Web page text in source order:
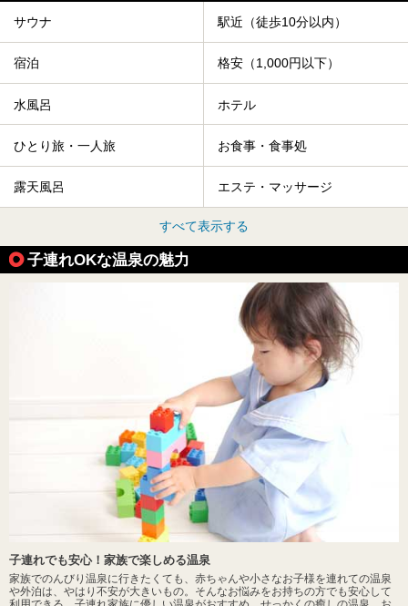
サウナ 駅近（徒歩10分以内）
宿泊 格安（1,000円以下）
水風呂 ホテル
ひとり旅・一人旅 お食事・食事処
露天風呂 エステ・マッサージ
すべて表示する
子連れOKな温泉の魅力
子連れでも安心！家族で楽しめる温泉
家族でのんびり温泉に行きたくても、赤ちゃんや小さなお子様を連れての温泉
や外泊は、やはり不安が大きいもの。そんなお悩みをお持ちの方でも安心して